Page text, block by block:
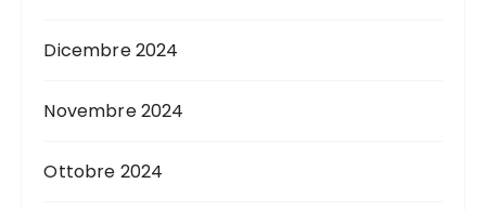
Dicembre 2024
Novembre 2024
Ottobre 2024